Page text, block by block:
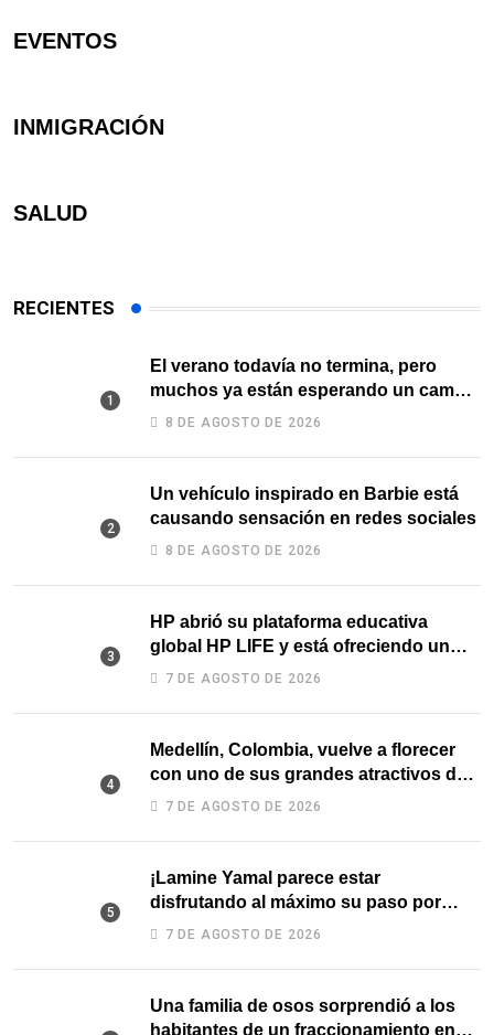
EVENTOS
INMIGRACIÓN
SALUD
RECIENTES
El verano todavía no termina, pero
muchos ya están esperando un cambio
de temperatura
8 DE AGOSTO DE 2026
Un vehículo inspirado en Barbie está
causando sensación en redes sociales
8 DE AGOSTO DE 2026
HP abrió su plataforma educativa
global HP LIFE y está ofreciendo un
curso gratis de Social Media
7 DE AGOSTO DE 2026
Medellín, Colombia, vuelve a florecer
con uno de sus grandes atractivos de
la Feria de las Flores
7 DE AGOSTO DE 2026
¡Lamine Yamal parece estar
disfrutando al máximo su paso por
Colombia!
7 DE AGOSTO DE 2026
Una familia de osos sorprendió a los
habitantes de un fraccionamiento en